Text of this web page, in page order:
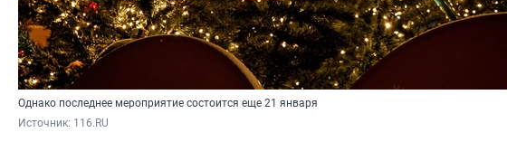
Однако последнее мероприятие состоится еще 21 января
Источник: 116.RU